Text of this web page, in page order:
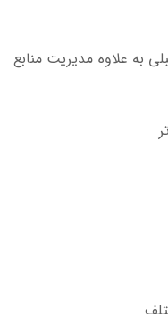
به علاوه مدیریت منابع